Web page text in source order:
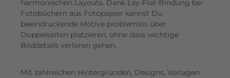
harmonischen Layouts. Dank Lay-Flat-Bindung bei
Fotobüchern aus Fotopapier kannst Du
beeindruckende Motive problemlos über
Doppelseiten platzieren, ohne dass wichtige
Bilddetails verloren gehen.
Mit zahlreichen Hintergründen, Designs, Vorlagen